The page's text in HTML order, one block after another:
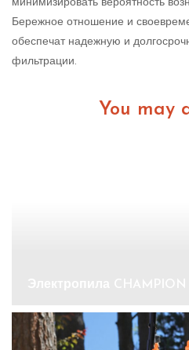
минимизировать вероятность
Бережное отношение и
обеспечат надежную и
фильтрации.
You may